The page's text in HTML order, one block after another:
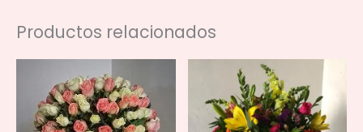
Productos relacionados